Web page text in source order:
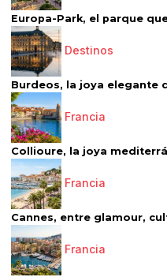
Europa-Park, el parque
Destinos
Burdeos, la joya elegante
Francia
Collioure, la joya
Francia
Cannes, entre glamour,
Francia